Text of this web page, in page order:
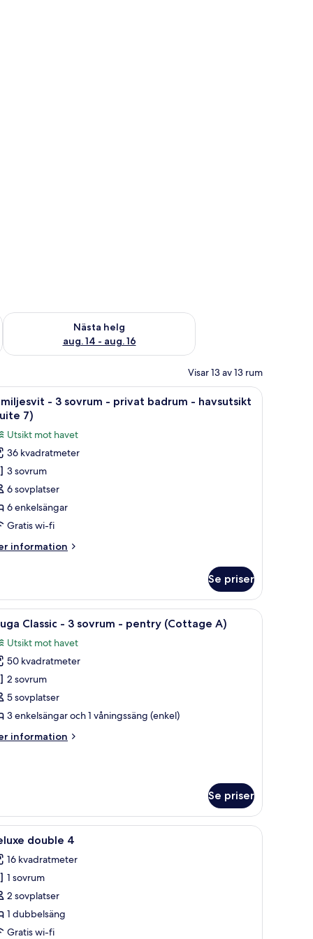
bäddmadrasser och skrivbord
aug. 7 - aug. 9
Nästa helg
aug. 14 - aug. 16
Kontrollera tillgängligheten för nästa helg aug. 14 - aug. 16
Visar 13 av 13 rum
ett nattduksbord och en vägglampa.Familjesvit - 3 sovrum - privat badrum -
4
- 3 sovrum - privat badrum - havsutsikt
7)
Utsikt mot havet
36 kvadratmeter
3 sovrum
6 sovplatser
6 enkelsängar
Gratis wi-fi
information
Se priser
och en stol i ett rum med trägolv och en spegel på väggen.
En tvåvånings timmerstuga med en
7 Classic - 3 sovrum - pentry (Cottage A)
Utsikt mot havet
50 kvadratmeter
2 sovrum
5 sovplatser
3 enkelsängar och 1 våningssäng (enkel)
information
Se priser
ett annat rum.
lädersoffa, ett matbord med stolar och ett fönster med gardiner.
Ett sovrum med en säng, en stol, ett bord
4 double 4
16 kvadratmeter
1 sovrum
2 sovplatser
1 dubbelsäng
Gratis wi-fi